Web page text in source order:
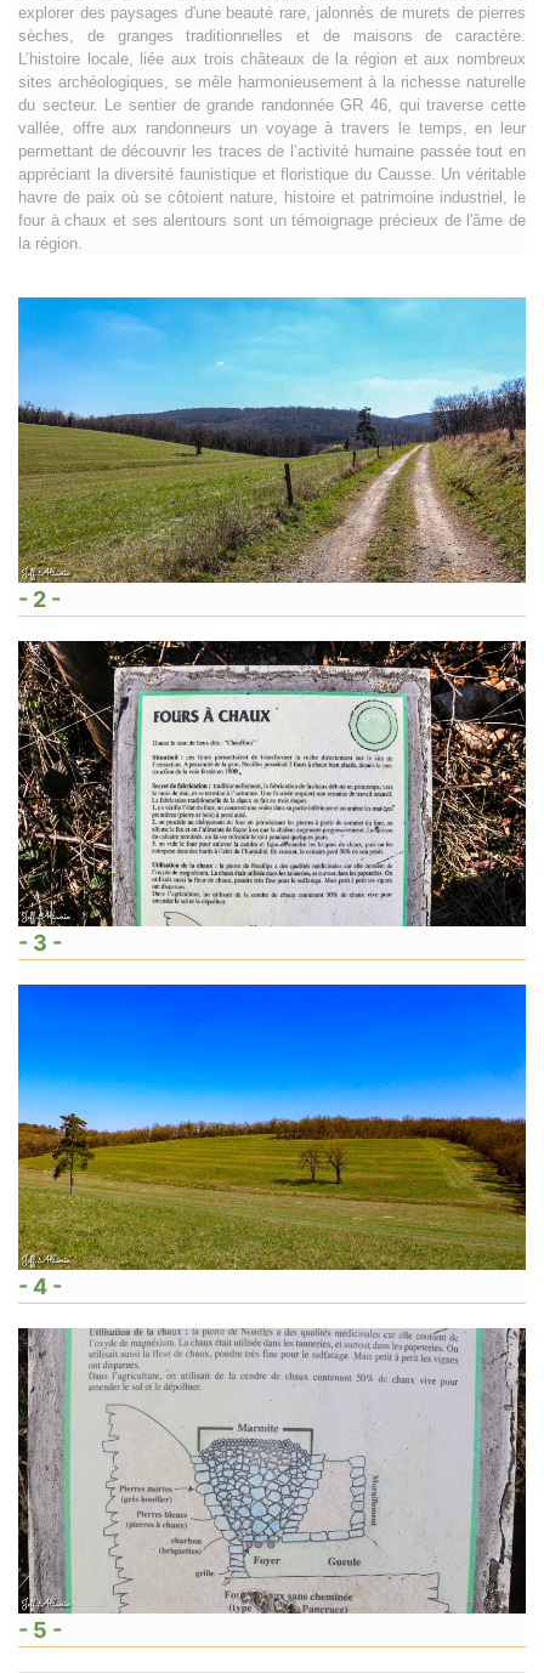
explorer des paysages d'une beauté rare, jalonnés de murets de pierres
sèches, de granges traditionnelles et de maisons de caractère.
L’histoire locale, liée aux trois châteaux de la région et aux nombreux
sites archéologiques, se mêle harmonieusement à la richesse naturelle
du secteur. Le sentier de grande randonnée GR 46, qui traverse cette
vallée, offre aux randonneurs un voyage à travers le temps, en leur
permettant de découvrir les traces de l’activité humaine passée tout en
appréciant la diversité faunistique et floristique du Causse. Un véritable
havre de paix où se côtoient nature, histoire et patrimoine industriel, le
four à chaux et ses alentours sont un témoignage précieux de l'âme de
la région.
- 2 -
- 3 -
- 4 -
- 5 -